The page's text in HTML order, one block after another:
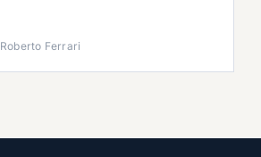
Roberto Ferrari